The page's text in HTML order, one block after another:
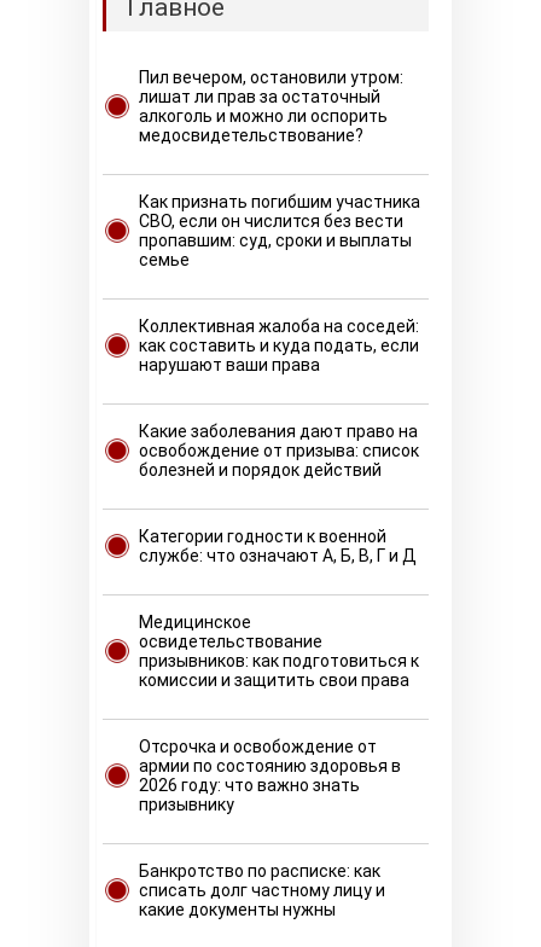
Главное
Пил вечером, остановили утром:
лишат ли прав за остаточный
алкоголь и можно ли оспорить
медосвидетельствование?
Как признать погибшим участника
СВО, если он числится без вести
пропавшим: суд, сроки и выплаты
семье
Коллективная жалоба на соседей:
как составить и куда подать, если
нарушают ваши права
Какие заболевания дают право на
освобождение от призыва: список
болезней и порядок действий
Категории годности к военной
службе: что означают А, Б, В, Г и Д
Медицинское
освидетельствование
призывников: как подготовиться к
комиссии и защитить свои права
Отсрочка и освобождение от
армии по состоянию здоровья в
2026 году: что важно знать
призывнику
Банкротство по расписке: как
списать долг частному лицу и
какие документы нужны